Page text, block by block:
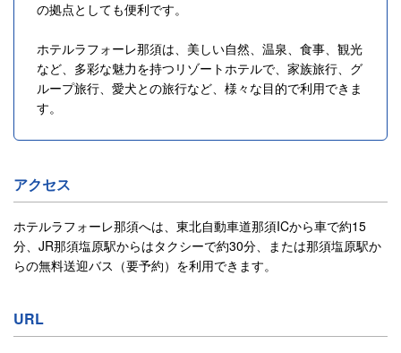
の拠点としても便利です。
ホテルラフォーレ那須は、美しい自然、温泉、食事、観光
など、多彩な魅力を持つリゾートホテルで、家族旅行、グ
ループ旅行、愛犬との旅行など、様々な目的で利用できま
す。
アクセス
ホテルラフォーレ那須へは、東北自動車道那須ICから車で約15
分、JR那須塩原駅からはタクシーで約30分、または那須塩原駅か
らの無料送迎バス（要予約）を利用できます。
URL